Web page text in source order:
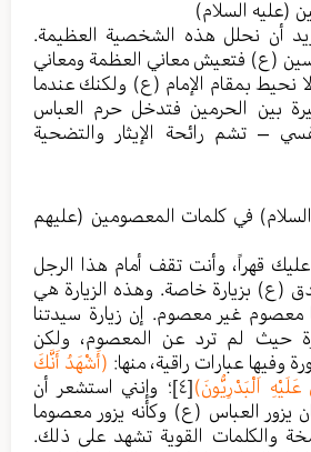
(عليه السلام)
أن نحلل هذه الشخصية العظيمة.
(ع) فتعيش معاني العظمة ومعاني
لا نحيط بمقام الإمام (ع) ولكنك عندما
بين الحرمين فتدخل حرم العباس
– تشم رائحة الإيثار والتضحية
في كلمات المعصومين (عليهم
قهراً، وأنت تقف أمام هذا الرجل
(ع) بزيارة خاصة. وهذه الزيارة هي
معصوم غير معصوم. إن زيارة سيدتنا
حيث لم ترد عن المعصوم، ولكن
وفيها عبارات راقية، منها: (أَشْهَدُ أَنَّكَ
اَلْبَدْرِيُّونَ)[٤]
؛ وإنني استشعر أن
يزور العباس (ع) وكأنه يزور معصوما
والكلمات القوية تشهد على ذلك.